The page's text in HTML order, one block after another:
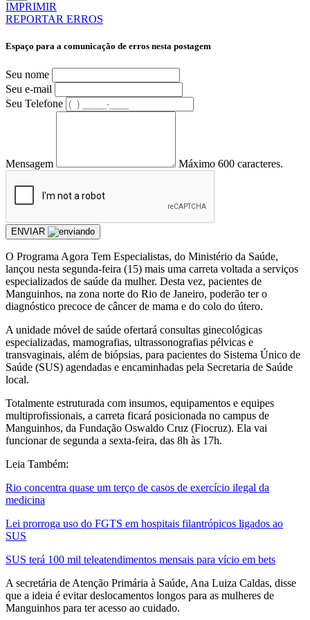
IMPRIMIR
REPORTAR ERROS
Espaço para a comunicação de erros nesta postagem
Seu nome
Seu e-mail
Seu Telefone
Mensagem Máximo 600 caracteres.
ENVIAR
O Programa Agora Tem Especialistas, do Ministério da Saúde,
lançou nesta segunda-feira (15) mais uma carreta voltada a serviços
especializados de saúde da mulher. Desta vez, pacientes de
Manguinhos, na zona norte do Rio de Janeiro, poderão ter o
diagnóstico precoce de câncer de mama e do colo do útero.
A unidade móvel de saúde ofertará consultas ginecológicas
especializadas, mamografias, ultrassonografias pélvicas e
transvaginais, além de biópsias, para pacientes do Sistema Único de
Saúde (SUS) agendadas e encaminhadas pela Secretaria de Saúde
local.
Totalmente estruturada com insumos, equipamentos e equipes
multiprofissionais, a carreta ficará posicionada no campus de
Manguinhos, da Fundação Oswaldo Cruz (Fiocruz). Ela vai
funcionar de segunda a sexta-feira, das 8h às 17h.
Leia Também:
Rio concentra quase um terço de casos de exercício ilegal da
medicina
Lei prorroga uso do FGTS em hospitais filantrópicos ligados ao
SUS
SUS terá 100 mil teleatendimentos mensais para vício em bets
A secretária de Atenção Primária à Saúde, Ana Luiza Caldas, disse
que a ideia é evitar deslocamentos longos para as mulheres de
Manguinhos para ter acesso ao cuidado.